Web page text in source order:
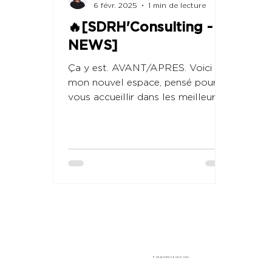
🔥[SDRH'Consulting -
NEWS]
Ça y est. AVANT/APRES. Voici
mon nouvel espace, pensé pour
vous accueillir dans les meilleures
6 févr. 2025
1 min de lecture
© 2024 SDRH CONSULTING